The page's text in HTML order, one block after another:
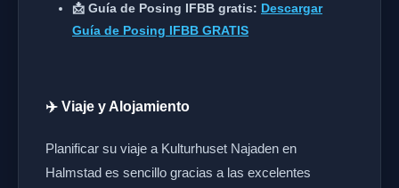
📩 Guía de Posing IFBB gratis: Descargar
Guía de Posing IFBB GRATIS
✈️ Viaje y Alojamiento
Planificar su viaje a Kulturhuset Najaden en
Halmstad es sencillo gracias a las excelentes